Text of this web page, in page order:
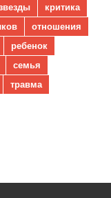
критика
отношения
ребенок
семья
травма